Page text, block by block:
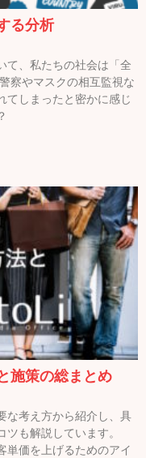
る分析
て、私たちの社会は「全
察やマスクの相互監視な
てしまったと密かに感じ
施策の総まとめ
な考え方から紹介し、具
も解説しています。
単価を上げるためのアイ